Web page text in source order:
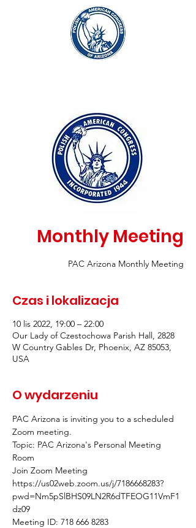
Monthly Meeting
PAC Arizona Monthly Meeting
Czas i lokalizacja
10 lis 2022, 19:00 – 22:00
Our Lady of Czestochowa Parish Hall, 2828
W Country Gables Dr, Phoenix, AZ 85053,
USA
O wydarzeniu
PAC Arizona is inviting you to a scheduled
Zoom meeting.
Topic: PAC Arizona's Personal Meeting
Room
Join Zoom Meeting
https://us02web.zoom.us/j/7186668283?
pwd=Nm5pSlBHS09LN2R6dTFEOG11VmF1
dz09
Meeting ID: 718 666 8283